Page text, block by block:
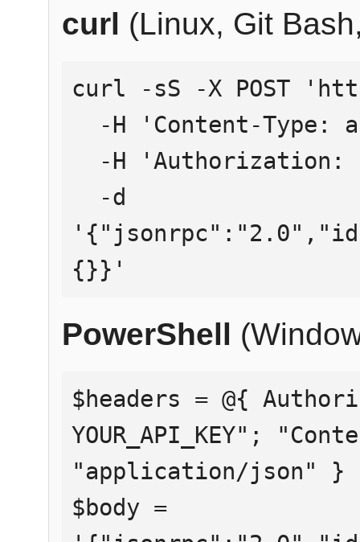
curl (Linux, Git
curl -sS -X POST
{}}'
PowerShell
$headers = @{
YOUR_API_KEY";
"application/json" }
$body =